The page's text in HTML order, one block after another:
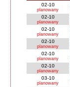
02-10
planowany
02-10
planowany
02-10
planowany
02-10
planowany
02-10
planowany
02-10
planowany
03-10
planowany